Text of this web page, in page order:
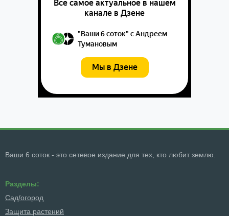
Ваши 6 соток - это сетевое издание для тех, кто любит землю.
Разделы:
Сад/огород
Защита растений